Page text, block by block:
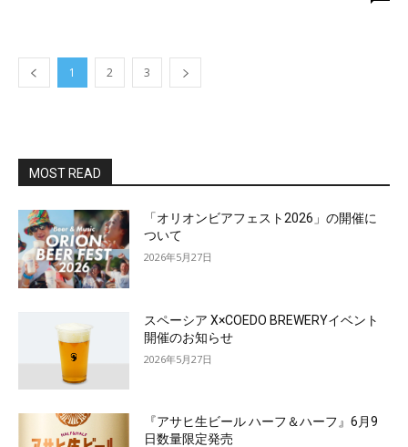
1 2 3
MOST READ
「オリオンビアフェスト2026」の開催に
ついて
2026年5月27日
スペーシア X×COEDO BREWERYイベント
開催のお知らせ
2026年5月27日
『アサヒ生ビール ハーフ＆ハーフ』6月9
日数量限定発売